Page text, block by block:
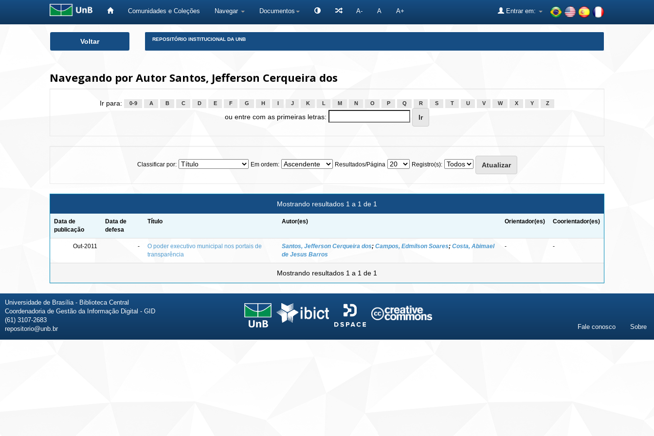
Comunidades e Coleções Navegar Documentos A- A A+ Entrar em:
Voltar REPOSITÓRIO INSTITUCIONAL DA UNB
Navegando por Autor Santos, Jefferson Cerqueira dos
Ir para: 0-9 A B C D E F G H J K L M N O P Q R S T U V W X Y Z
ou entre com as primeiras letras:
Classificar por: Em ordem: Resultados/Página Registro(s):
Mostrando resultados 1 a 1 de 1
Data de
publicação
Data de
defesa
Título Autor(es) Orientador(es) Coorientador(es)
Out-2011 -
O poder executivo municipal nos portais de
transparência
Santos, Jefferson Cerqueira dos; Campos, Edmilson Soares; Costa, Abimael
de Jesus Barros
- -
Mostrando resultados 1 a 1 de 1
Universidade de Brasília - Biblioteca Central
Coordenadoria de Gestão da Informação Digital - GID
(61) 3107-2683
repositorio@unb.br
Fale conosco Sobre